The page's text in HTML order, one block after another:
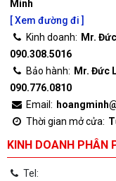
Minh
[ Xem đường đi ]
Kinh doanh: Mr.
090.308.5016
Bảo hành: Mr. Đức
090.776.0810
Email:
Thời gian mở cửa:
KINH DOANH PHÂN
Tel: